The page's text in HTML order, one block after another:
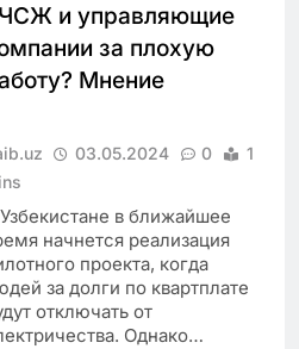
и управляющие
за плохую
Мнение
03.05.2024 0
1
в ближайшее
начнется реализация
проекта, когда
за долги по квартплате
отключать от
Однако…